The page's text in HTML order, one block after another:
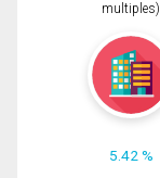
multiples)
5.42 %